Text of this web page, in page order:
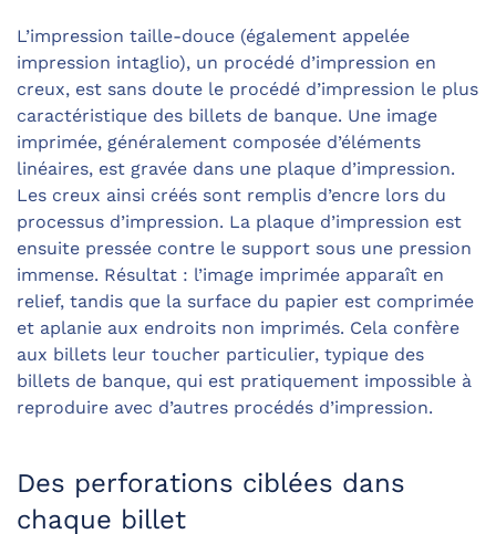
L’impression taille-douce (également appelée
impression intaglio), un procédé d’impression en
creux, est sans doute le procédé d’impression le plus
caractéristique des billets de banque. Une image
imprimée, généralement composée d’éléments
linéaires, est gravée dans une plaque d’impression.
Les creux ainsi créés sont remplis d’encre lors du
processus d’impression. La plaque d’impression est
ensuite pressée contre le support sous une pression
immense. Résultat : l’image imprimée apparaît en
relief, tandis que la surface du papier est comprimée
et aplanie aux endroits non imprimés. Cela confère
aux billets leur toucher particulier, typique des
billets de banque, qui est pratiquement impossible à
reproduire avec d’autres procédés d’impression.
Des perforations ciblées dans
chaque billet